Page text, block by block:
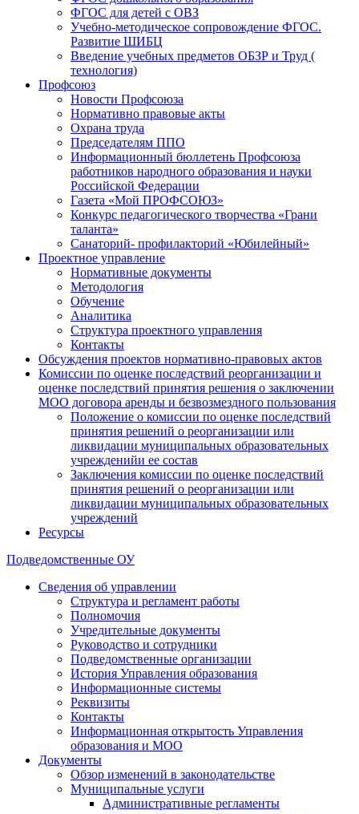
ФГОС для детей с ОВЗ
Учебно-методическое сопровождение ФГОС.
Развитие ШИБЦ
Введение учебных предметов ОБЗР и Труд (
технология)
Профсоюз
Новости Профсоюза
Нормативно правовые акты
Охрана труда
Председателям ППО
Информационный бюллетень Профсоюза
работников народного образования и науки
Российской Федерации
Газета «Мой ПРОФСОЮЗ»
Конкурс педагогического творчества «Грани
таланта»
Санаторий- профилакторий «Юбилейный»
Проектное управление
Нормативные документы
Методология
Обучение
Аналитика
Структура проектного управления
Контакты
Обсуждения проектов нормативно-правовых актов
Комиссии по оценке последствий реорганизации и
оценке последствий принятия решения о заключении
МОО договора аренды и безвозмездного пользования
Положение о комиссии по оценке последствий
принятия решений о реорганизации или
ликвидации муниципальных образовательных
учрежденийи ее состав
Заключения комиссии по оценке последствий
принятия решений о реорганизации или
ликвидации муниципальных образовательных
учреждений
Ресурсы
Подведомственные ОУ
Сведения об управлении
Структура и регламент работы
Полномочия
Учредительные документы
Руководство и сотрудники
Подведомственные организации
История Управления образования
Информационные системы
Реквизиты
Контакты
Информационная открытость Управления
образования и МОО
Документы
Обзор изменений в законодательстве
Муниципальные услуги
Административные регламенты